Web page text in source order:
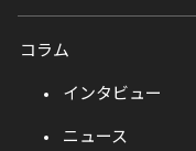
コラム
インタビュー
ニュース